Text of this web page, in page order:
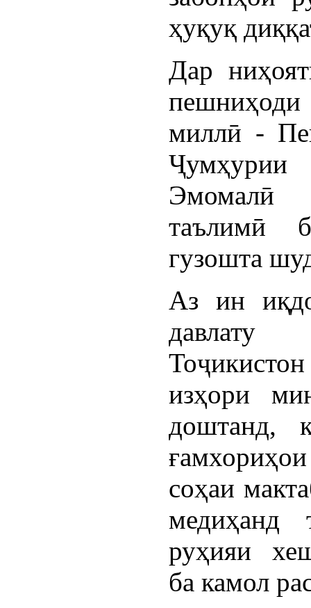
ҳуқуқ
Дар
пешниҳоди
миллӣ -
Эмомалӣ
таълимӣ
гузошта
Аз ин
давлату
изҳори
доштанд,
соҳаи
медиҳанд
руҳияи
ба камол